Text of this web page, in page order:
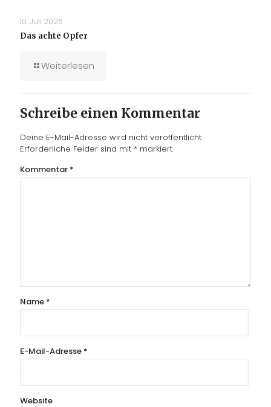
10. Juli 2026
Das achte Opfer
Weiterlesen
Schreibe einen Kommentar
Deine E-Mail-Adresse wird nicht veröffentlicht.
Erforderliche Felder sind mit * markiert
Kommentar *
Name *
E-Mail-Adresse *
Website